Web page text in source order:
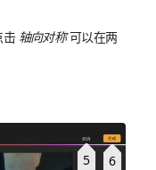
击 轴向对称可以在两
5 6